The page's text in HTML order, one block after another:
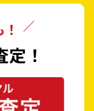
定！